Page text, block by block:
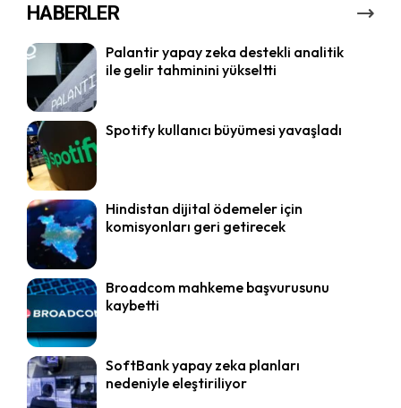
HABERLER
Palantir yapay zeka destekli analitik
ile gelir tahminini yükseltti
Spotify kullanıcı büyümesi yavaşladı
Hindistan dijital ödemeler için
komisyonları geri getirecek
Broadcom mahkeme başvurusunu
kaybetti
SoftBank yapay zeka planları
nedeniyle eleştiriliyor